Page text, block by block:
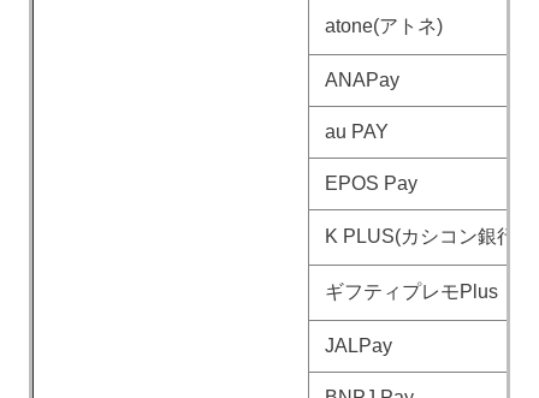
atone(アトネ)
ANAPay
au PAY
EPOS Pay
K PLUS(カシコン銀行)
ギフティプレモPlus
JALPay